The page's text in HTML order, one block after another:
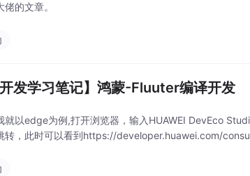
的文章。
开发学习笔记】鸿蒙-Fluuter编译开发
就以edge为例,打开浏览器，输入HUAWEI DevEco
转，此时可以看到https://developer.huawei.com/